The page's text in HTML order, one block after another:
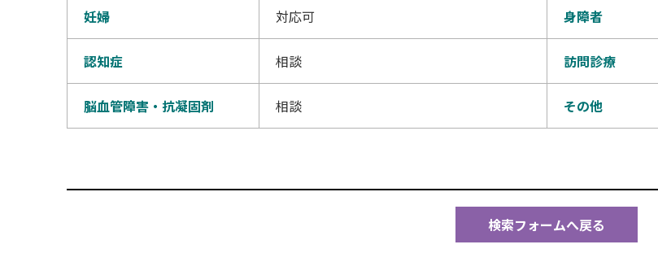
妊婦 対応可 身障者
認知症 相談 訪問診療
脳血管障害・抗凝固剤 相談 その他
検索フォームへ戻る